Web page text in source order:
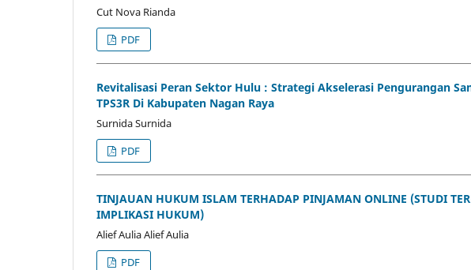
Cut Nova Rianda
PDF
Revitalisasi Peran Sektor Hulu : Strategi Akselerasi Pengurangan
TPS3R Di Kabupaten Nagan Raya
Surnida Surnida
PDF
TINJAUAN HUKUM ISLAM TERHADAP PINJAMAN ONLINE (STUDI
IMPLIKASI HUKUM)
Alief Aulia Alief Aulia
PDF